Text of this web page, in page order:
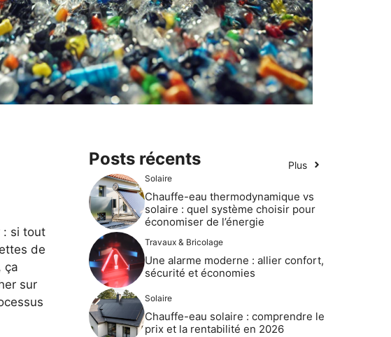
: si tout
de
ça
sur
Posts récents Plus
Solaire
Chauffe-eau thermodynamique vs
solaire : quel système choisir pour
économiser de l’énergie
Travaux & Bricolage
Une alarme moderne : allier confort,
sécurité et économies
Solaire
Chauffe-eau solaire : comprendre le
prix et la rentabilité en 2026